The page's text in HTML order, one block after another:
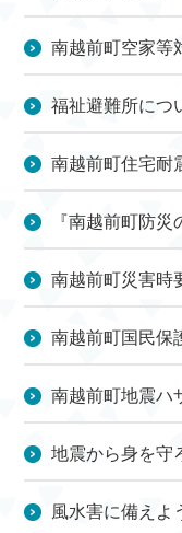
南越前町空家等
福祉避難所につ
南越前町住宅耐
『南越前町防
南越前町災害時
南越前町国民保
南越前町地震ハ
地震から身を守
風水害に備えよ